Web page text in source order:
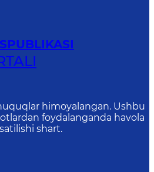
himoyalangan. Ushbu
foydalanganda havola
shart.